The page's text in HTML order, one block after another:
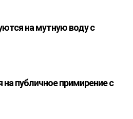
на мутную воду с
на публичное примирение с